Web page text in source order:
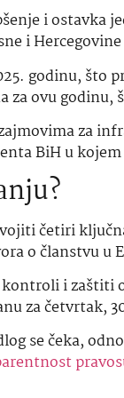
i ostavka
i
godinu,
za ovu
za
BiH u
četiri
o članstvu u
i zaštiti
za četvrtak,
se čeka,